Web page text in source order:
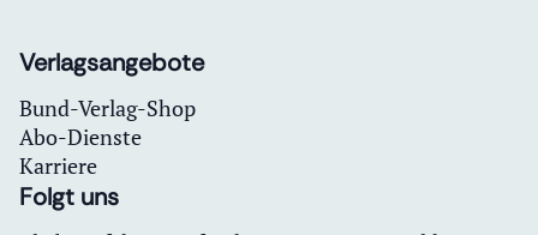
Verlagsangebote
Bund-Verlag-Shop
Abo-Dienste
Karriere
Folgt uns